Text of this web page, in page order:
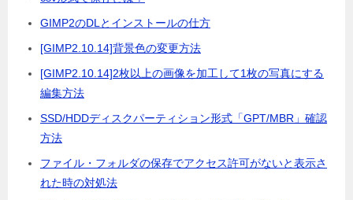
GIMP2のDLとインストールの仕方
[GIMP2.10.14]背景色の変更方法
[GIMP2.10.14]2枚以上の画像を加工して1枚の写真にする
編集方法
SSD/HDDディスクパーティション形式「GPT/MBR」確認
方法
ファイル・フォルダの保存でアクセス許可がないと表示さ
れた時の対処法